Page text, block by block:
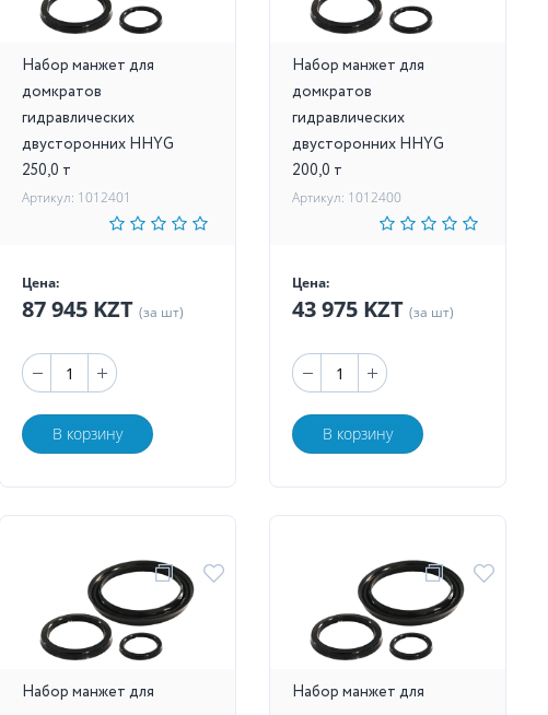
Набор манжет для
домкратов
гидравлических
двусторонних HHYG
250,0 т
Артикул: 1012401
Цена:
87 945 KZT (за шт)
В корзину
Набор манжет для
домкратов
гидравлических
двусторонних HHYG
200,0 т
Артикул: 1012400
Цена:
43 975 KZT (за шт)
В корзину
Набор манжет для
Набор манжет для